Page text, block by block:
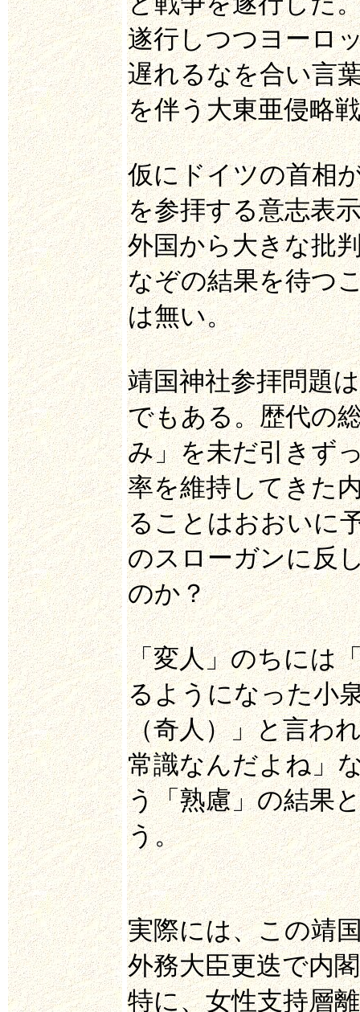
遂行しつつヨーロ
遅れるなを合い言
を伴う大東亜侵略
仮にドイツの首相
を参拝する意志表
外国から大きな批
なぞの結果を待つ
は無い。
靖国神社参拝問題
でもある。歴代の
み」を未だ引きず
率を維持してきた
ることはおおいに
のスローガンに反
のか？
「変人」のちには
るようになった小
（奇人）」と言わ
常識なんだよね」
う「熟慮」の結果
う。
実際には、この靖
外務大臣更迭で内
特に、女性支持層